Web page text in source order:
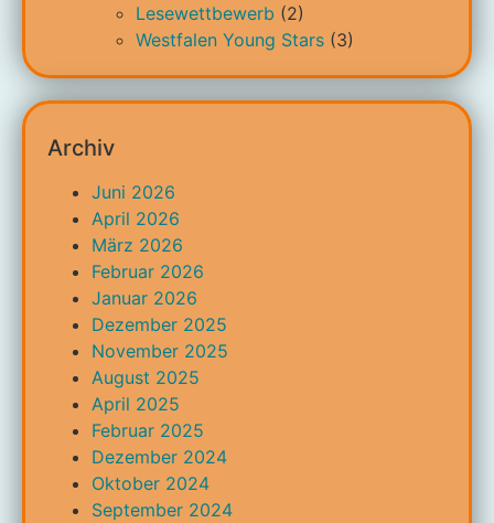
Lesewettbewerb (2)
Westfalen Young Stars (3)
Archiv
Juni 2026
April 2026
März 2026
Februar 2026
Januar 2026
Dezember 2025
November 2025
August 2025
April 2025
Februar 2025
Dezember 2024
Oktober 2024
September 2024